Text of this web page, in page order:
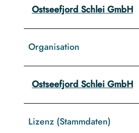
Ostseefjord Schlei GmbH
Organisation
Ostseefjord Schlei GmbH
Lizenz (Stammdaten)